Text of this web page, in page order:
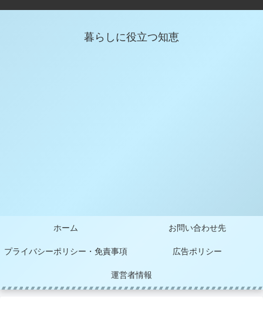
暮らしに役立つ知恵
ホーム お問い合わせ先
プライバシーポリシー・免責事項 広告ポリシー
運営者情報